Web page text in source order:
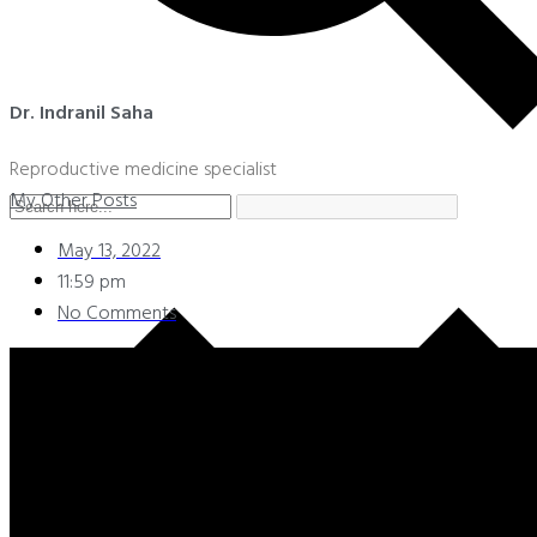
Dr. Indranil Saha
Reproductive medicine specialist
My Other Posts
May 13, 2022
11:59 pm
No Comments